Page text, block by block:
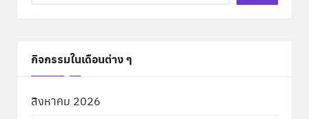
กิจกรรมในเดือนต่าง ๆ
สิงหาคม 2026